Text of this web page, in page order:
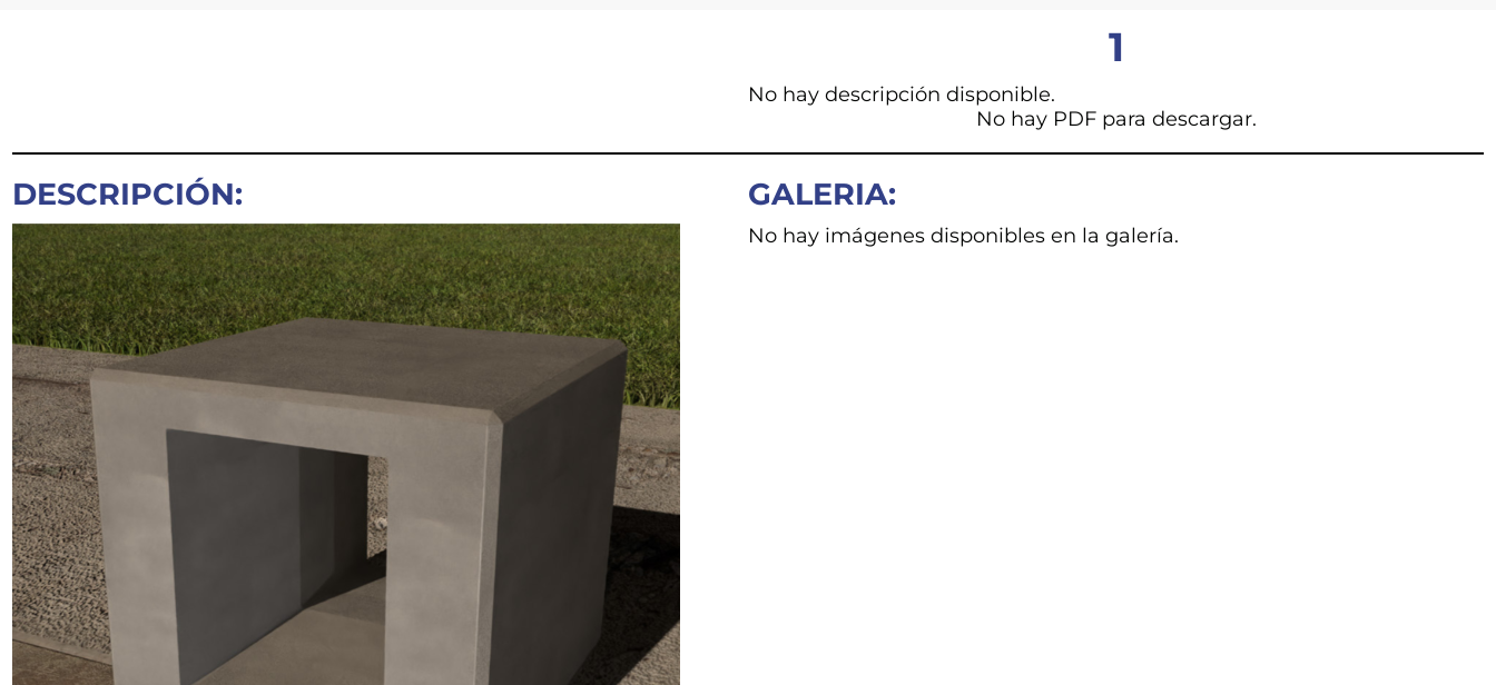
1
No hay descripción disponible.
No hay PDF para descargar.
DESCRIPCIÓN: GALERIA:
No hay imágenes disponibles en la galería.